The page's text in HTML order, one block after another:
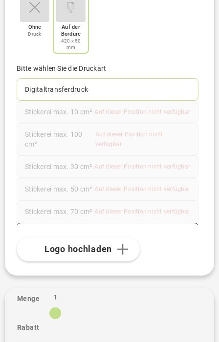
Ohne
Druck
Auf der
Bordüre
420 x 50
mm
Bitte wählen Sie die Druckart
Digitaltransferdruck
Stickerei max. 10 cm² Auf dieser Position nicht verfügbar
Stickerei max. 100
cm²
Auf dieser Position nicht
verfügbar
Stickerei max. 30 cm² Auf dieser Position nicht verfügbar
Stickerei max. 50 cm² Auf dieser Position nicht verfügbar
Stickerei max. 70 cm² Auf dieser Position nicht verfügbar
Logo hochladen
Menge
Rabatt
1